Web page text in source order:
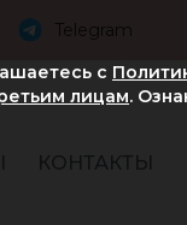
Telegram
КОНТАКТЫ
с
лицам.